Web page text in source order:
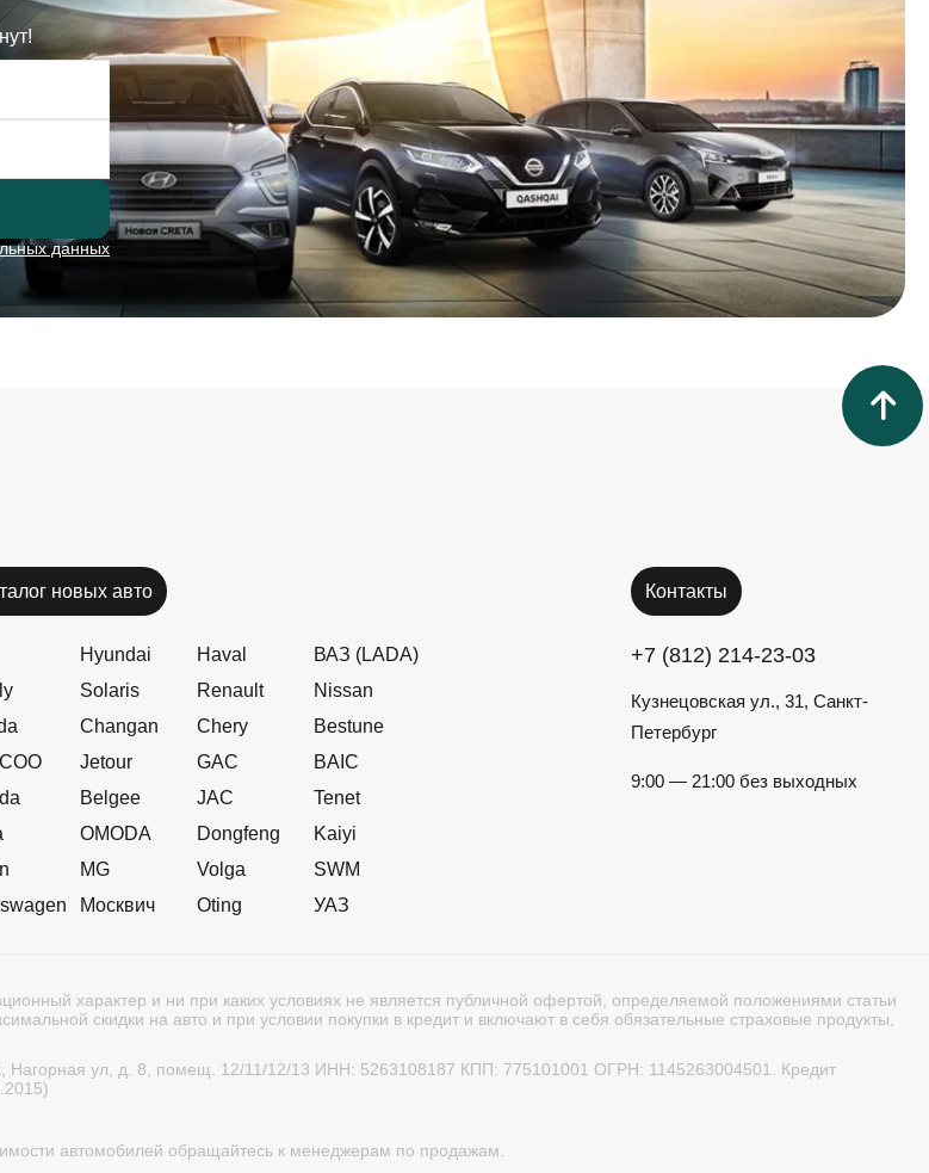
данных
новых авто
Hyundai Haval
ВАЗ (LADA)
Solaris Renault
Nissan
Changan Chery
Bestune
Jetour GAC
BAIC
Belgee JAC
Tenet
OMODA Dongfeng
Kaiyi
MG Volga
SWM
Москвич Oting УАЗ
Контакты
+7 (812) 214-23-03
Кузнецовская ул., 31, Санкт-
Петербург
9:00 — 21:00 без выходных
характер и ни при каких условиях не является публичной офертой, определяемой положениями статьи
скидки на авто и при условии покупки в кредит и включают в себя обязательные страховые продукты,
ул, д. 8, помещ. 12/11/12/13 ИНН: 5263108187 КПП: 775101001 ОГРН: 1145263004501. Кредит
автомобилей обращайтесь к менеджерам по продажам.